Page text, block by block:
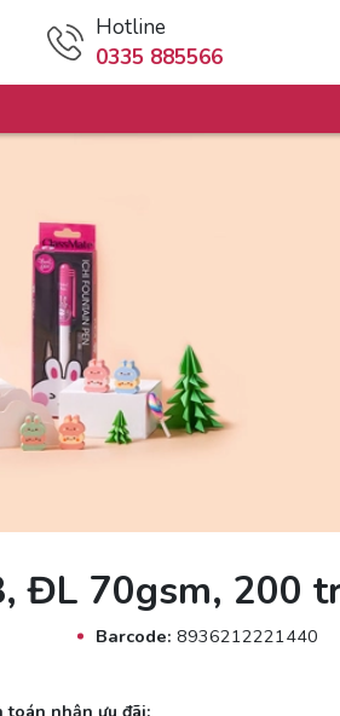
Hotline
0335 885566
ĐL 70gsm, 200
Barcode: 8936212221440
toán nhận ưu đãi: